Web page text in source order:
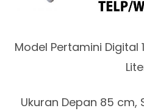
Model Pertamini Digital
Ukuran Depan 85 cm,